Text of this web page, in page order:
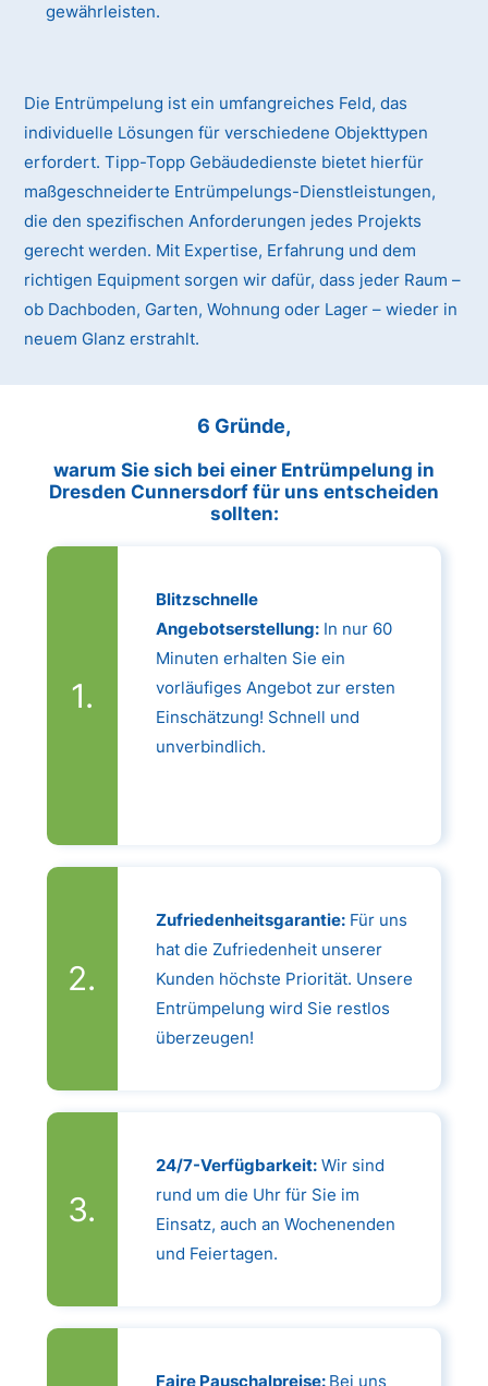
gewährleisten.
Die Entrümpelung ist ein umfangreiches Feld, das
individuelle Lösungen für verschiedene Objekttypen
erfordert. Tipp-Topp Gebäudedienste bietet hierfür
maßgeschneiderte Entrümpelungs-Dienstleistungen,
die den spezifischen Anforderungen jedes Projekts
gerecht werden. Mit Expertise, Erfahrung und dem
richtigen Equipment sorgen wir dafür, dass jeder Raum –
ob Dachboden, Garten, Wohnung oder Lager – wieder in
neuem Glanz erstrahlt.
6 Gründe,
warum Sie sich bei einer Entrümpelung in
Dresden Cunnersdorf für uns entscheiden
sollten:
Blitzschnelle
Angebotserstellung:In nur 60
Minuten erhalten Sie ein
vorläufiges Angebot zur ersten
Einschätzung! Schnell und
unverbindlich.
Zufriedenheitsgarantie:Für uns
hat die Zufriedenheit unserer
Kunden höchste Priorität. Unsere
Entrümpelung wird Sie restlos
überzeugen!
24/7-Verfügbarkeit:Wir sind
rund um die Uhr für Sie im
Einsatz, auch an Wochenenden
und Feiertagen.
Faire Pauschalpreise: Bei uns